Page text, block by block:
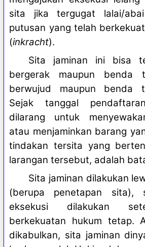
sita jika tergugat lalai/abai
putusan yang telah
(inkracht).
Sita jaminan ini bisa
bergerak maupun benda
berwujud maupun benda
Sejak tanggal
dilarang untuk
atau menjaminkan barang
tindakan tersita yang
larangan tersebut, adalah
Sita jaminan dilakukan
(berupa penetapan sita),
eksekusi dilakukan
berkekuatan hukum tetap.
dikabulkan, sita jaminan